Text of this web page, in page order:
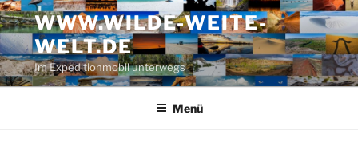
Zum
Inhalt
springen
WWW.WILDE-WEITE-
WELT.DE
Im Expeditionmobil unterwegs
Menü